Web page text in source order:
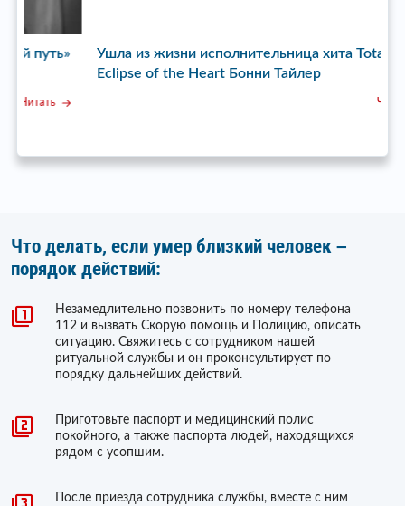
Ушла из жизни исполнительница хита Total
Eclipse of the Heart Бонни Тайлер
Что делать, если умер близкий человек –
порядок действий:
Незамедлительно позвонить по номеру телефона
112 и вызвать Скорую помощь и Полицию, описать
ситуацию. Свяжитесь с сотрудником нашей
ритуальной службы и он проконсультирует по
порядку дальнейших действий.
Приготовьте паспорт и медицинский полис
покойного, а также паспорта людей, находящихся
рядом с усопшим.
После приезда сотрудника службы, вместе с ним